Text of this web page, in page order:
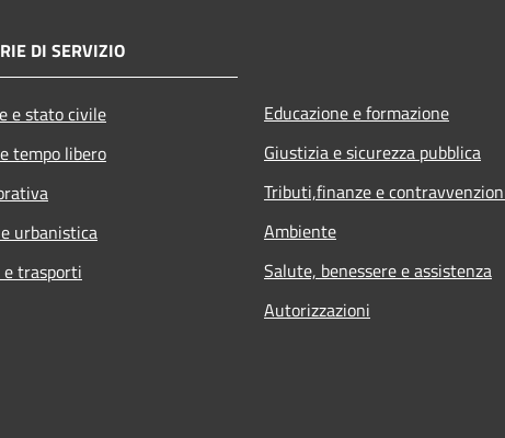
DI SERVIZIO
e stato civile
tempo libero
urbanistica
trasporti
Educazione e formazione
Giustizia e sicurezza pubblica
Tributi,finanze e
Ambiente
Salute, benessere e assistenza
Autorizzazioni